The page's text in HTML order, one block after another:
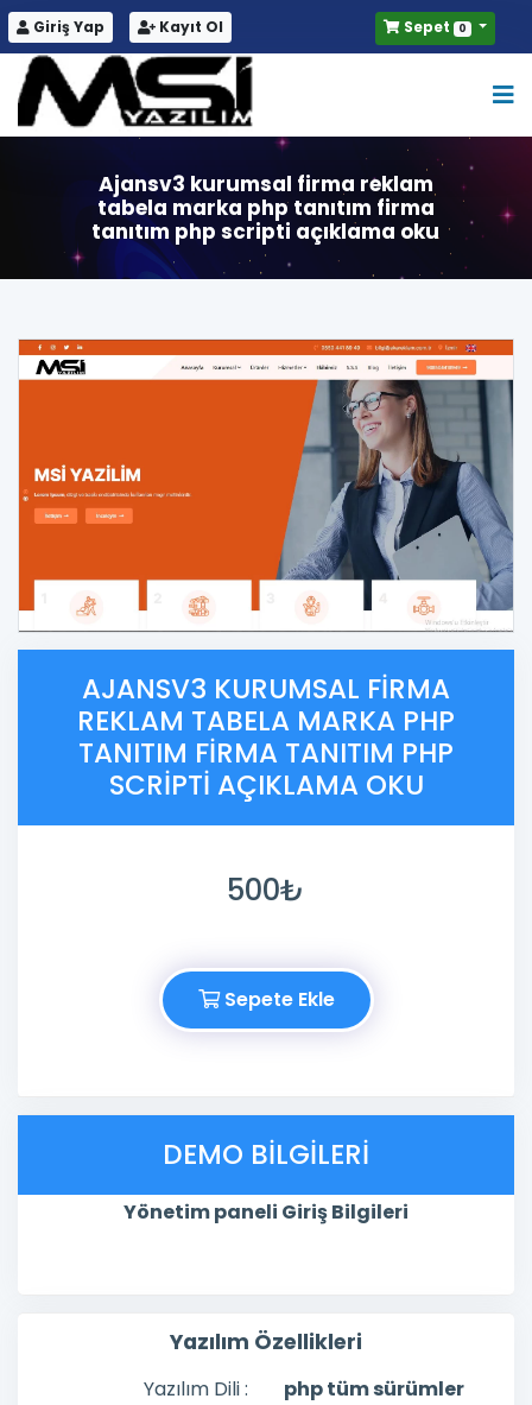
Giriş Yap Kayıt Ol Sepet 0
Ajansv3 kurumsal firma reklam
tabela marka php tanıtım firma
tanıtım php scripti açıklama oku
AJANSV3 KURUMSAL FIRMA
REKLAM TABELA MARKA PHP
TANITIM FIRMA TANITIM PHP
SCRIPTI AÇIKLAMA OKU
500₺
Sepete Ekle
DEMO BILGILERI
Yönetim paneli Giriş Bilgileri
Yazılım Özellikleri
Yazılım Dili :
php tüm sürümler